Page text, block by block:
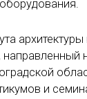
архитектуры
и